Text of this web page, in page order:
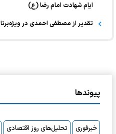
ایام شهادت امام رضا (ع)
تقدیر از مصطفی احمدی در
پیوندها
خبرفوری تحلیل‌های روز اقتصادی